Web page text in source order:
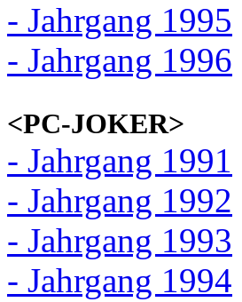
- Jahrgang 1995
- Jahrgang 1996
<PC-JOKER>
- Jahrgang 1991
- Jahrgang 1992
- Jahrgang 1993
- Jahrgang 1994